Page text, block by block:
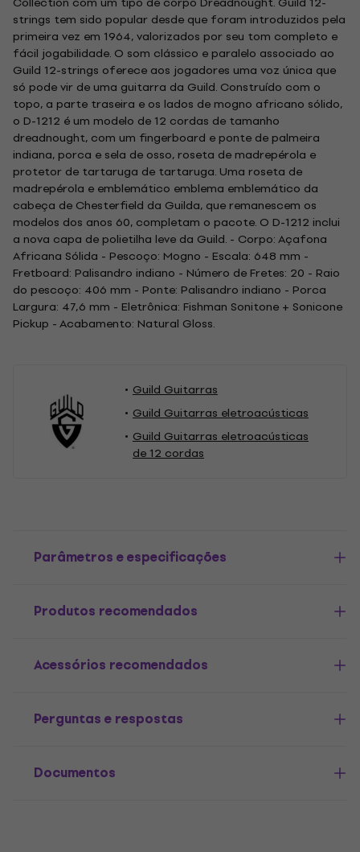
strings tem sido popular desde que foram introduzidos pela
primeira vez em 1964, valorizados por seu tom completo e
fácil jogabilidade. O som clássico e paralelo associado ao
Guild 12-strings oferece aos jogadores uma voz única que
só pode vir de uma guitarra da Guild. Construído com o
topo, a parte traseira e os lados de mogno africano sólido,
o D-1212 é um modelo de 12 cordas de tamanho
dreadnought, com um fingerboard e ponte de palmeira
indiana, porca e sela de osso, roseta de madrepérola e
protetor de tartaruga de tartaruga. Uma roseta de
madrepérola e emblemático emblema emblemático da
cabeça de Chesterfield da Guilda, que remanescem os
modelos dos anos 60, completam o pacote. O D-1212 inclui
a nova capa de polietilha leve da Guild. - Corpo: Açafona
Africana Sólida - Pescoço: Mogno - Escala: 648 mm -
Fretboard: Palisandro indiano - Número de Fretes: 20 - Raio
do pescoço: 406 mm - Ponte: Palisandro indiano - Porca
Largura: 47,6 mm - Eletrônica: Fishman Sonitone + Sonicone
Pickup - Acabamento: Natural Gloss.
Guild Guitarras
Guild Guitarras eletroacústicas
Guild Guitarras eletroacústicas
de 12 cordas
Parâmetros e especificações
Produtos recomendados
Acessórios recomendados
Perguntas e respostas
Documentos